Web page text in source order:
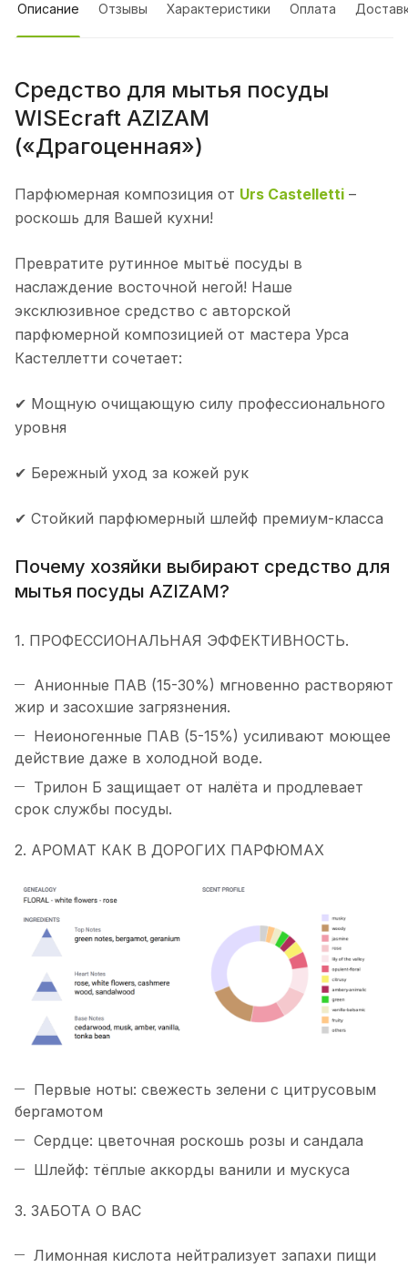
Описание Отзывы Характеристики Оплата
Средство для мытья посуды
WISEcraft AZIZAM
(«Драгоценная»)
Парфюмерная композиция от Urs Castelletti –
роскошь для Вашей кухни!
Превратите рутинное мытьё посуды в
наслаждение восточной негой! Наше
эксклюзивное средство с авторской
парфюмерной композицией от мастера Урса
Кастеллетти сочетает:
✔ Мощную очищающую силу профессионального
уровня
✔ Бережный уход за кожей рук
✔ Стойкий парфюмерный шлейф премиум-класса
Почему хозяйки выбирают средство для
мытья посуды AZIZAM?
1. ПРОФЕССИОНАЛЬНАЯ ЭФФЕКТИВНОСТЬ.
Анионные ПАВ (15-30%) мгновенно растворяют
жир и засохшие загрязнения.
Неионогенные ПАВ (5-15%) усиливают моющее
действие даже в холодной воде.
Трилон Б защищает от налёта и продлевает
срок службы посуды.
2. АРОМАТ КАК В ДОРОГИХ ПАРФЮМАХ
Первые ноты: свежесть зелени с цитрусовым
бергамотом
Сердце: цветочная роскошь розы и сандала
Шлейф: тёплые аккорды ванили и мускуса
3. ЗАБОТА О ВАС
Лимонная кислота нейтрализует запахи пищи